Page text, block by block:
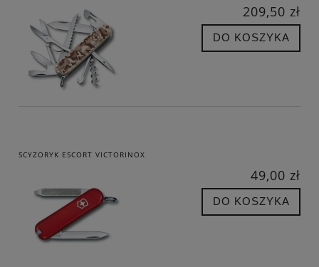
209,50 zł
DO KOSZYKA
SCYZORYK ESCORT VICTORINOX
49,00 zł
DO KOSZYKA